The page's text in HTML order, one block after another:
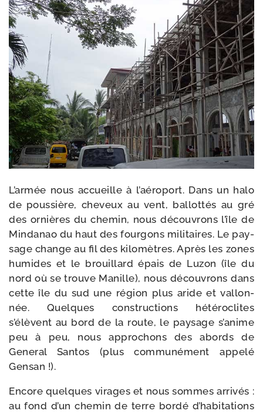
L’armée nous accueille à l’aéroport. Dans un halo
de pous­sière, che­veux au vent, bal­lot­tés au gré
des ornières du che­min, nous décou­vrons l’île de
Mindanao du haut des four­gons mili­taires. Le pay­
sage change au fil des kilo­mètres. Après les zones
humides et le brouillard épais de Luzon (île du
nord où se trouve Manille), nous décou­vrons dans
cette île du sud une région plus aride et val­lon­
née. Quelques construc­tions hété­ro­clites
s’élèvent au bord de la route, le pay­sage s’anime
peu à peu, nous appro­chons des abords de
General Santos (plus com­mu­né­ment appe­lé
Gensan !).
Encore quelques virages et nous sommes arri­vés :
au fond d’un che­min de terre bor­dé d’habitations